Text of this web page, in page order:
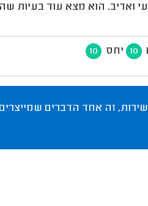
ואדיב. הוא מצא עוד בעיות
10 יחס 10
שירות, זה אחד הדברים